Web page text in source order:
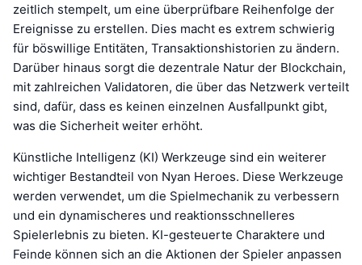
zeitlich stempelt, um eine überprüfbare Reihenfolge der
Ereignisse zu erstellen. Dies macht es extrem schwierig
für böswillige Entitäten, Transaktionshistorien zu ändern.
Darüber hinaus sorgt die dezentrale Natur der Blockchain,
mit zahlreichen Validatoren, die über das Netzwerk verteilt
sind, dafür, dass es keinen einzelnen Ausfallpunkt gibt,
was die Sicherheit weiter erhöht.
Künstliche Intelligenz (KI) Werkzeuge sind ein weiterer
wichtiger Bestandteil von Nyan Heroes. Diese Werkzeuge
werden verwendet, um die Spielmechanik zu verbessern
und ein dynamischeres und reaktionsschnelleres
Spielerlebnis zu bieten. KI-gesteuerte Charaktere und
Feinde können sich an die Aktionen der Spieler anpassen